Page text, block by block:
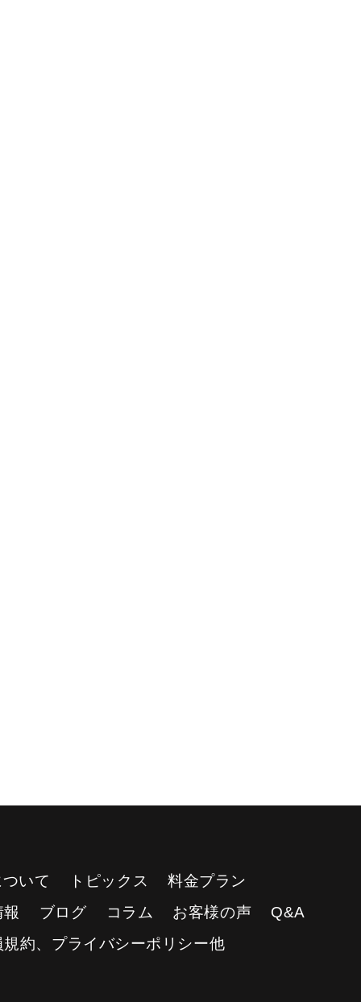
いて トピックス
料金プラン
ブログ コラム お客様の声
Q&A
規約、プライバシーポリシー他